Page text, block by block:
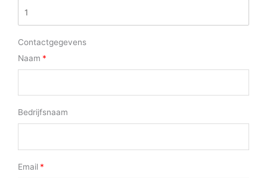
Contactgegevens
Naam
Bedrijfsnaam
Email